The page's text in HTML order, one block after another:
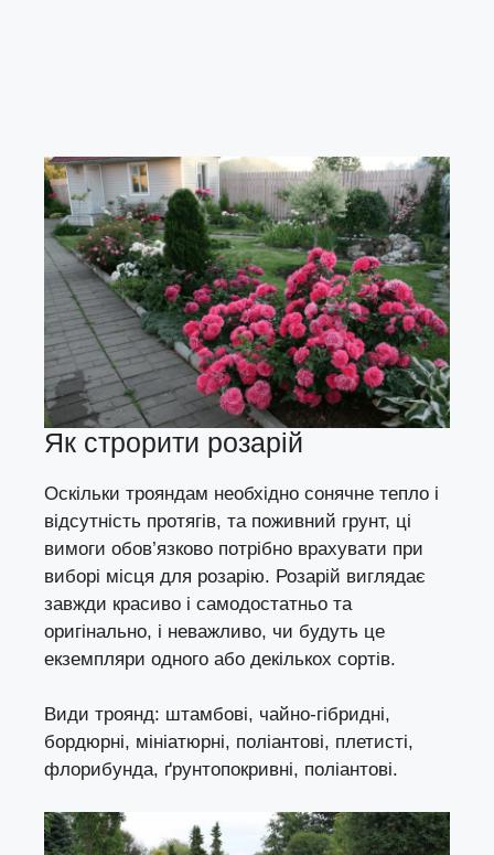
Як строрити розарій
Оскільки трояндам необхідно сонячне тепло і
відсутність протягів, та поживний грунт, ці
вимоги обов’язково потрібно врахувати при
виборі місця для розарію. Розарій виглядає
завжди красиво і самодостатньо та
оригінально, і неважливо, чи будуть це
екземпляри одного або декількох сортів.
Види троянд: штамбові, чайно-гібридні,
бордюрні, мініатюрні, поліантові, плетисті,
флорибунда, ґрунтопокривні, поліантові.